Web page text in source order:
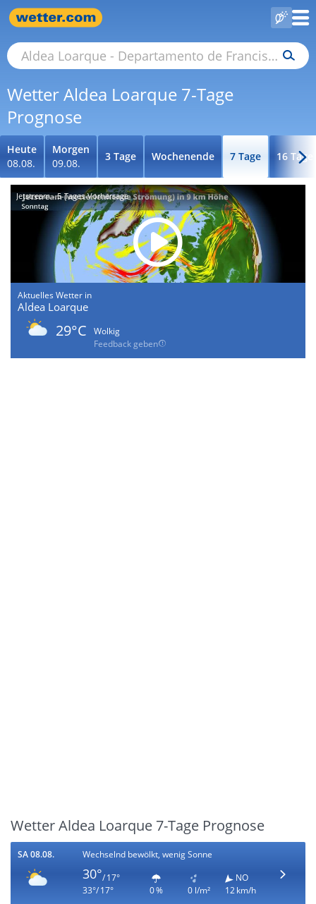
Wetter Aldea Loarque 7-Tage
Prognose
Heute
08.08.
Morgen
09.08.
3 Tage Wochenende 7 Tage 16 Tage
Jetstream - 5-Tages-Vorhersage
Aktuelles Wetter in
Aldea Loarque
29°C
Wolkig
Feedback geben
Wetter Aldea Loarque 7-Tage Prognose
SA 08.08. Wechselnd bewölkt, wenig Sonne
30°/ 17°
33°/ 17°
0 % 0 l/m²
NO
12 km/h